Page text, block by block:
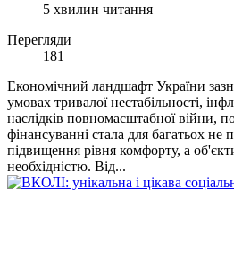
5 хвилин читання
Перегляди
181
Економічний ландшафт України
умовах тривалої нестабільності,
наслідків повномасштабної війни,
фінансуванні стала для багатьох не
підвищення рівня комфорту, а
необхідністю. Від...